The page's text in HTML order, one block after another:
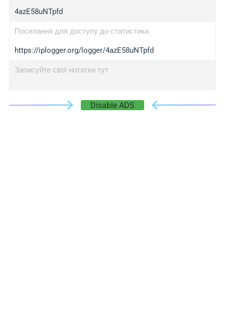
4azE58uNTpfd
Посилання для доступу до статистики
https://iplogger.org/logger/4azE58uNTpfd
Записуйте свої нотатки тут
Disable ADS